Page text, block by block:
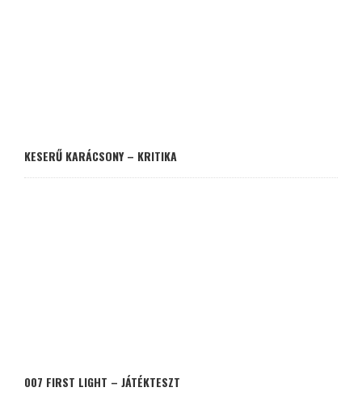
KESERŰ KARÁCSONY – KRITIKA
007 FIRST LIGHT – JÁTÉKTESZT